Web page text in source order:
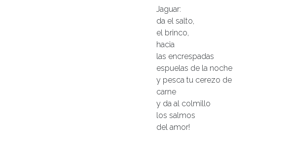
Jaguar:
da el salto,
el brinco,
hacia
las encrespadas
espuelas de la noche
y pesca tu cerezo de
carne
y da al colmillo
los salmos
del amor!